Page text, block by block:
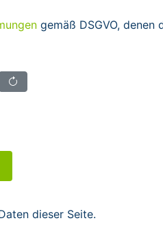
gemäß DSGVO, denen
dieser Seite.